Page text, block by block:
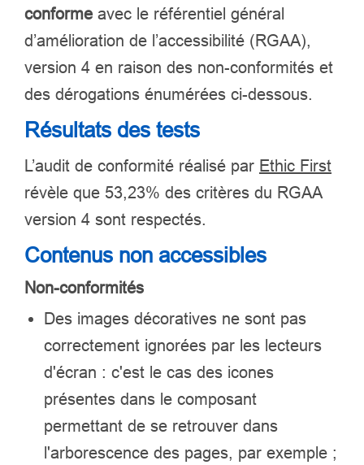
conforme avec le référentiel général
d’amélioration de l’accessibilité (RGAA),
version 4 en raison des non-conformités et
des dérogations énumérées ci-dessous.
Résultats des tests
L’audit de conformité réalisé par Ethic First
révèle que 53,23% des critères du RGAA
version 4 sont respectés.
Contenus non accessibles
Non-conformités
Des images décoratives ne sont pas
correctement ignorées par les lecteurs
d'écran : c'est le cas des icones
présentes dans le composant
permettant de se retrouver dans
l'arborescence des pages, par exemple ;